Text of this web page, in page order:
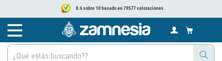
8.6 sobre 10 basado en 79577 valoraciones